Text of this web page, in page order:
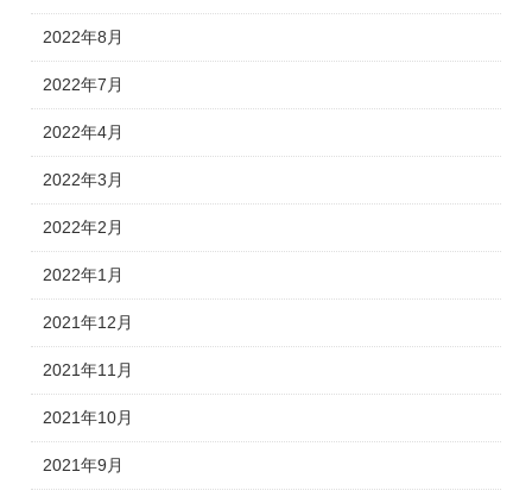
2022年8月
2022年7月
2022年4月
2022年3月
2022年2月
2022年1月
2021年12月
2021年11月
2021年10月
2021年9月